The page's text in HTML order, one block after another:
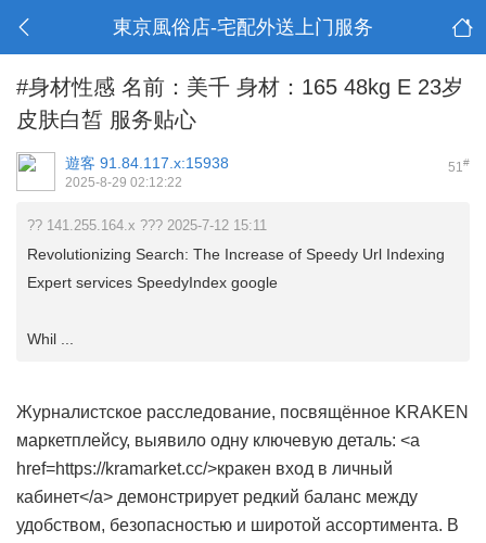
東京風俗店-宅配外送上门服务
#身材性感 名前：美千 身材：165 48kg E 23岁
皮肤白皙 服务贴心
51#
遊客 91.84.117.x:15938
2025-8-29 02:12:22
?? 141.255.164.x ??? 2025-7-12 15:11
Revolutionizing Search: The Increase of Speedy Url Indexing
Expert services SpeedyIndex google
Whil ...
Журналистское расследование, посвящённое KRAKEN
маркетплейсу, выявило одну ключевую деталь: <a
href=https://kramarket.cc/>кракен вход в личный
кабинет</a> демонстрирует редкий баланс между
удобством, безопасностью и широтой ассортимента. В